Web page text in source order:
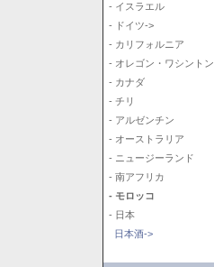
- イスラエル
- ドイツ->
- カリフォルニア
- オレゴン・ワシントン
- カナダ
- チリ
- アルゼンチン
- オーストラリア
- ニュージーランド
- 南アフリカ
- モロッコ
- 日本
日本酒->